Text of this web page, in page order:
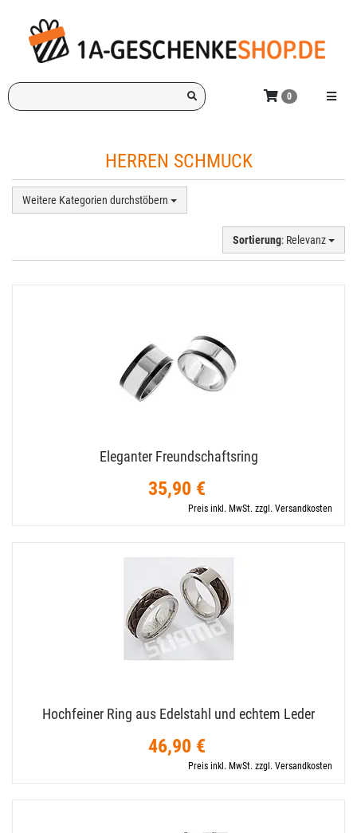
Hauptinhalt
springen
Ich
suche
Menü
0
HERREN SCHMUCK
Weitere Kategorien durchstöbern
Sortierung: Relevanz
Eleganter Freundschaftsring
35,90 €
Preis inkl. MwSt. zzgl. Versandkosten
Hochfeiner Ring aus Edelstahl und echtem Leder
46,90 €
Preis inkl. MwSt. zzgl. Versandkosten